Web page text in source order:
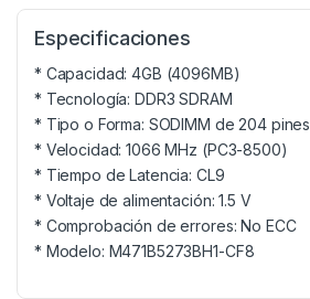
Especificaciones
* Capacidad: 4GB (4096MB)
* Tecnología: DDR3 SDRAM
* Tipo o Forma: SODIMM de 204 pines
* Velocidad: 1066 MHz (PC3-8500)
* Tiempo de Latencia: CL9
* Voltaje de alimentación: 1.5 V
* Comprobación de errores: No ECC
* Modelo: M471B5273BH1-CF8